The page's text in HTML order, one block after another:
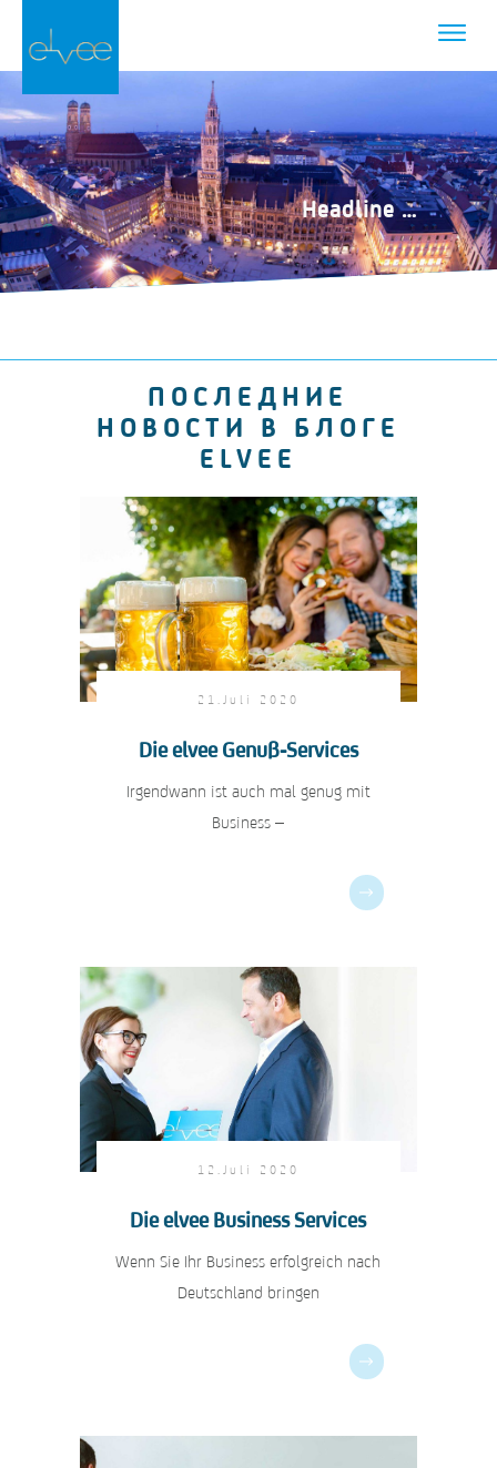
Headline …
ПОСЛЕДНИЕ
НОВОСТИ В БЛОГЕ
ELVEE
21.Juli 2020
Die elvee Genuß-Services
Irgendwann ist auch mal genug mit
Business –
12.Juli 2020
Die elvee Business Services
Wenn Sie Ihr Business erfolgreich nach
Deutschland bringen